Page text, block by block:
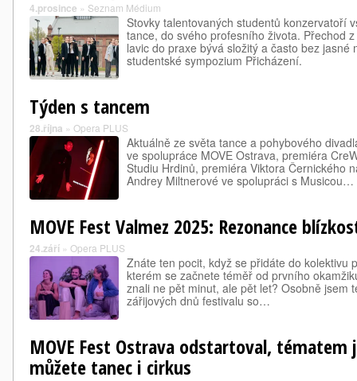
4.prosince » Seznam Médium
Stovky talentovaných studentů konzervatoří
tance, do svého profesního života. Přechod
lavic do praxe bývá složitý a často bez jasné
studentské sympozium Přicházení.
Týden s tancem
28.října » Opera PLUS
Aktuálně ze světa tance a pohybového
ve spolupráce MOVE Ostrava, premiéra
Studiu Hrdinů, premiéra Viktora Černického
Andrey Miltnerové ve spolupráci s Musicou…
MOVE Fest Valmez 2025: Rezonance
24.září » Opera PLUS
Znáte ten pocit, když se přidáte do kolektivu
kterém se začnete téměř od prvního
znali ne pět minut, ale pět let? Osobně jsem
zářijových dnů festivalu so…
MOVE Fest Ostrava odstartoval, tématem
můžete tanec i cirkus